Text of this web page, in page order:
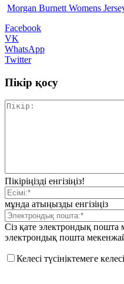
Morgan Burnett Womens
Facebook
VK
WhatsApp
Twitter
Пікір қосу
Пікіріңізді енгізіңіз!
мұнда атыңызды енгізіңіз
Сіз қате электрондық пошта
электрондық пошта
Келесі түсініктемеге